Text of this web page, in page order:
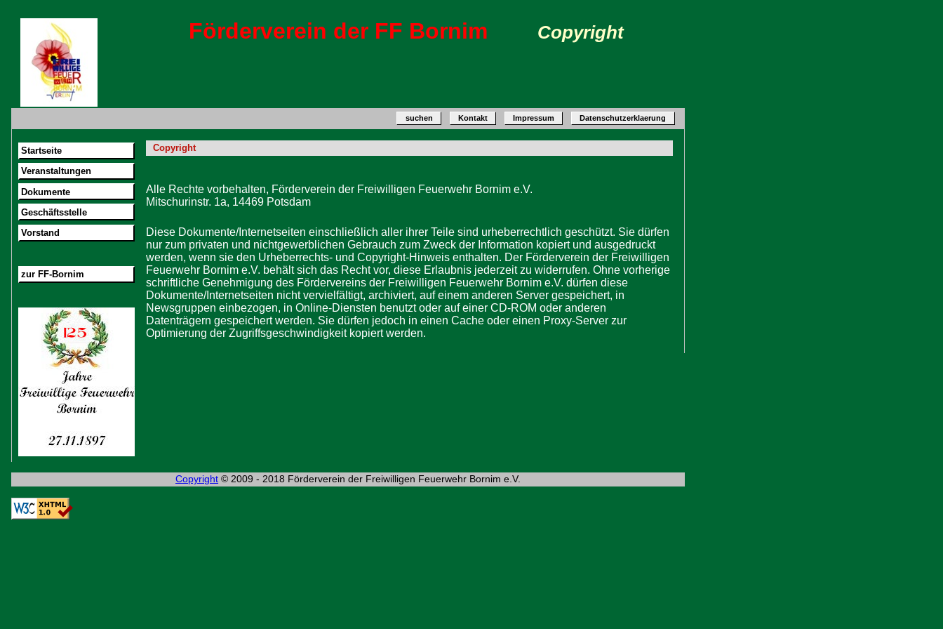
Förderverein der FF Bornim Copyright
suchen Kontakt Impressum Datenschutzerklaerung
Startseite
Veranstaltungen
Dokumente
Geschäftsstelle
Vorstand
zur FF-Bornim
Copyright
Alle Rechte vorbehalten, Förderverein der Freiwilligen Feuerwehr Bornim e.V.
Mitschurinstr. 1a, 14469 Potsdam
Diese Dokumente/Internetseiten einschließlich aller ihrer Teile sind urheberrechtlich geschützt. Sie dürfen
nur zum privaten und nichtgewerblichen Gebrauch zum Zweck der Information kopiert und ausgedruckt
werden, wenn sie den Urheberrechts- und Copyright-Hinweis enthalten. Der Förderverein der Freiwilligen
Feuerwehr Bornim e.V. behält sich das Recht vor, diese Erlaubnis jederzeit zu widerrufen. Ohne vorherige
schriftliche Genehmigung des Fördervereins der Freiwilligen Feuerwehr Bornim e.V. dürfen diese
Dokumente/Internetseiten nicht vervielfältigt, archiviert, auf einem anderen Server gespeichert, in
Newsgruppen einbezogen, in Online-Diensten benutzt oder auf einer CD-ROM oder anderen
Datenträgern gespeichert werden. Sie dürfen jedoch in einen Cache oder einen Proxy-Server zur
Optimierung der Zugriffsgeschwindigkeit kopiert werden.
Copyright © 2009 - 2018 Förderverein der Freiwilligen Feuerwehr Bornim e.V.